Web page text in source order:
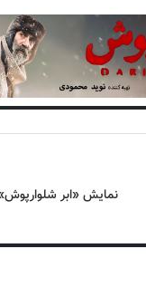
نمایش «ابر